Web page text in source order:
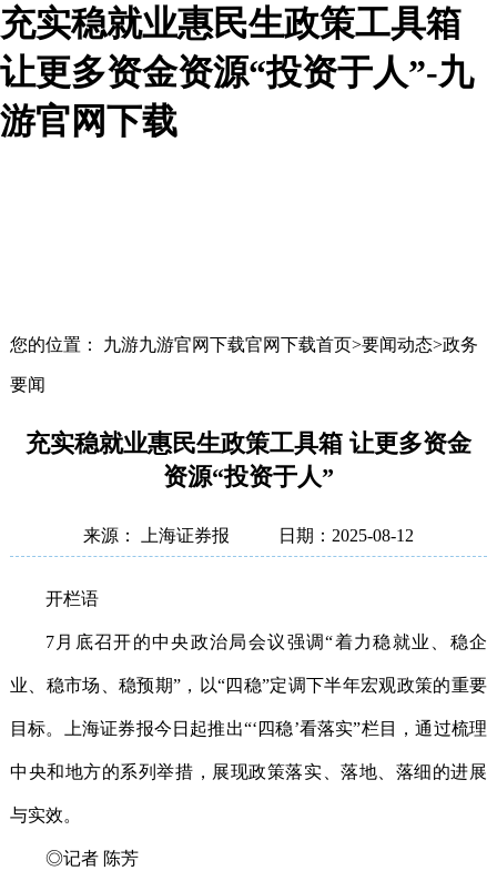
充实稳就业惠民生政策工具箱
让更多资金资源“投资于人”-九
游官网下载
您的位置： 九游九游官网下载官网下载首页>要闻动态>政务
要闻
充实稳就业惠民生政策工具箱 让更多资金
资源“投资于人”
来源： 上海证券报 日期：2025-08-12
开栏语
7月底召开的中央政治局会议强调“着力稳就业、稳企
业、稳市场、稳预期”，以“四稳”定调下半年宏观政策的重要
目标。上海证券报今日起推出“‘四稳’看落实”栏目，通过梳理
中央和地方的系列举措，展现政策落实、落地、落细的进展
与实效。
◎记者 陈芳